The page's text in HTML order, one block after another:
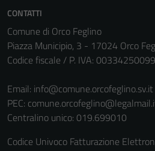
CONTATTI
Comune di Orco Feglino
Piazza Municipio, 3 - 17024 Orco
Codice fiscale / P. IVA: 00334250099
Email: info@comune.orcofeglino.sv.it
PEC:
Centralino unico: 019.699010
Codice Univoco Fatturazione